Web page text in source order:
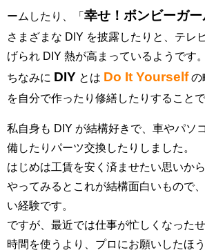
ームしたり、「 幸せ！ボンビーガー
さまざまな DIY を披露したりと、テレ
げられ DIY 熱が高まっているようです。
ちなみに DIY とは Do It Yourselfの
を自分で作ったり修繕したりすることで
私自身も DIY が結構好きで、車やパソ
備したりパーツ交換したりしました。
はじめは工賃を安く済ませたい思いか
やってみるとこれが結構面白いもので
い経験です。
ですが、最近では仕事が忙しくなった
時間を使うより、プロにお願いしたほ